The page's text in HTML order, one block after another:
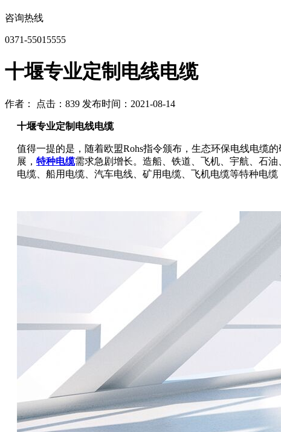
咨询热线
0371-55015555
十堰专业定制电线电缆
作者： 点击：839 发布时间：2021-08-14
十堰专业定制电线电缆
值得一提的是，随着欧盟Rohs指令颁布，生态环保电线电缆
展， 特种电缆需求急剧增长。造船、铁道、飞机、宇航、石
电缆、船用电缆、汽车电线、矿用电缆、飞机电缆等特种电缆